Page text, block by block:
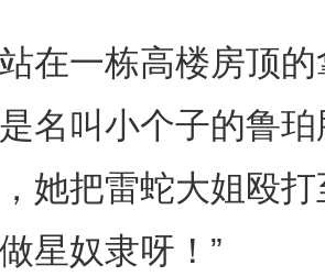
一栋高楼房顶的
名叫小个子的鲁
她把雷蛇大姐殴
星奴隶呀！”